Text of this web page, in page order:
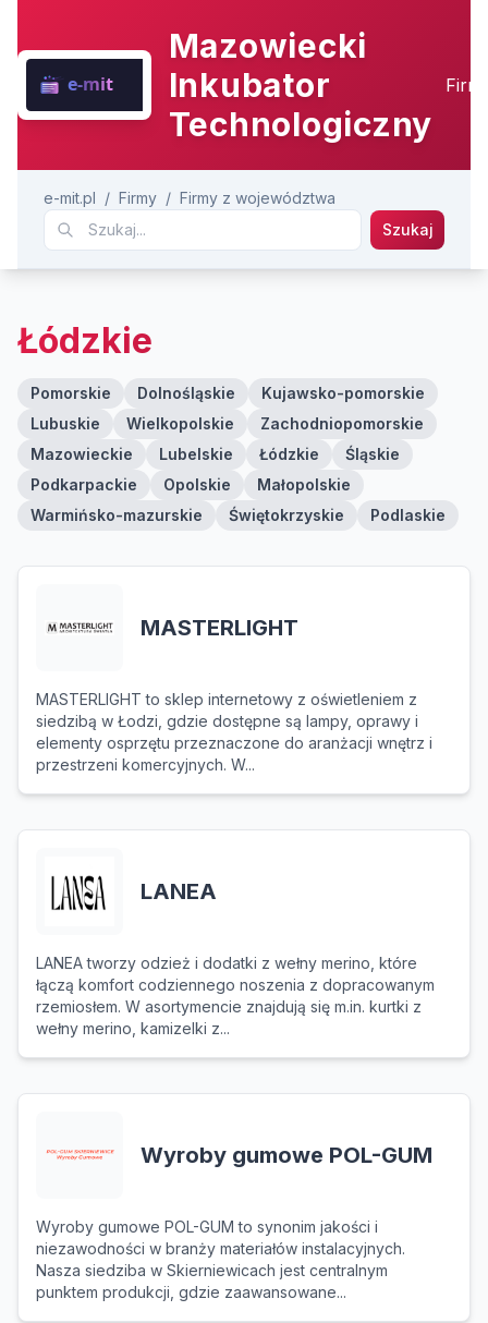
Mazowiecki
Inkubator
Technologiczny
e-mit.pl / Firmy / Firmy z województwa
Szukaj
Łódzkie
Pomorskie Dolnośląskie
Kujawsko-pomorskie
Lubuskie
Wielkopolskie
Zachodniopomorskie
Mazowieckie
Lubelskie Łódzkie
Śląskie
Podkarpackie
Opolskie
Małopolskie
Warmińsko-mazurskie
Świętokrzyskie Podlaskie
MASTERLIGHT
MASTERLIGHT to sklep internetowy z oświetleniem z
siedzibą w Łodzi, gdzie dostępne są lampy, oprawy i
elementy osprzętu przeznaczone do aranżacji wnętrz i
przestrzeni komercyjnych. W...
LANEA
LANEA tworzy odzież i dodatki z wełny merino, które
łączą komfort codziennego noszenia z dopracowanym
rzemiosłem. W asortymencie znajdują się m.in. kurtki z
wełny merino, kamizelki z...
Wyroby gumowe POL-GUM
Wyroby gumowe POL-GUM to synonim jakości i
niezawodności w branży materiałów instalacyjnych.
Nasza siedziba w Skierniewicach jest centralnym
punktem produkcji, gdzie zaawansowane...